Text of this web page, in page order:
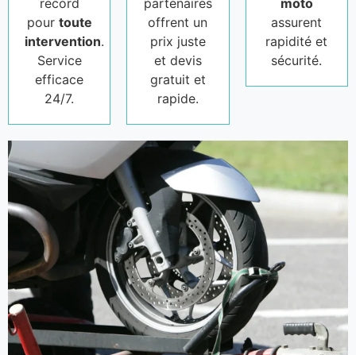
record
pour toute
intervention.
Service
efficace
24/7.
partenaires
offrent un
prix juste
et devis
gratuit et
rapide.
moto
assurent
rapidité et
sécurité.